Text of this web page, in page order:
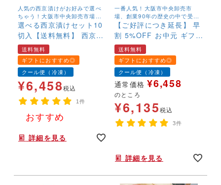
人気の西京漬けがお好みで選べ
ちゃう！大阪市中央卸売市場、
創業90年の歴史の中で受け継が
れているお魚の西京漬けです。
選べる西京漬けセット10
切入【送料無料】 西京漬
味噌漬 老舗 西京漬け の
焼き方 味噌漬け 人気 焼
き方 西京焼き お取り寄
せ 銀だら入 定番 お土産
お返し ギフト 贈答 魚 漬
魚 内祝 法要 法事 出産祝
い 結婚 お祝 誕生日 古稀
贅沢 人気セット 売れ筋
送料無料
ギフトにおすすめ◎
クール便（冷凍）
¥6,458税込
1件
おすすめ
詳細を見る
一番人気！大阪市中央卸売市
場、創業90年の歴史の中で受け
継がれているお魚の西京漬けで
す。
【ご好評につき延長】 早
割 5%OFF お中元 ギフト
西京漬けセット”豊海（ほ
うみ）”【10切（5種x2
切）】 あす着 送料無料
西京漬 味噌漬 老舗 西京
漬け 人気 焼き方 西京焼
き お取り寄せ 銀だら入
定番 プレゼント 贈答 魚
漬魚 内祝 法事 出産祝い
結婚 お祝 誕生日 贅沢 人
送料無料
ギフトにおすすめ◎
クール便（冷凍）
通常価格 ¥6,458
のところ
¥6,135税込
3件
詳細を見る